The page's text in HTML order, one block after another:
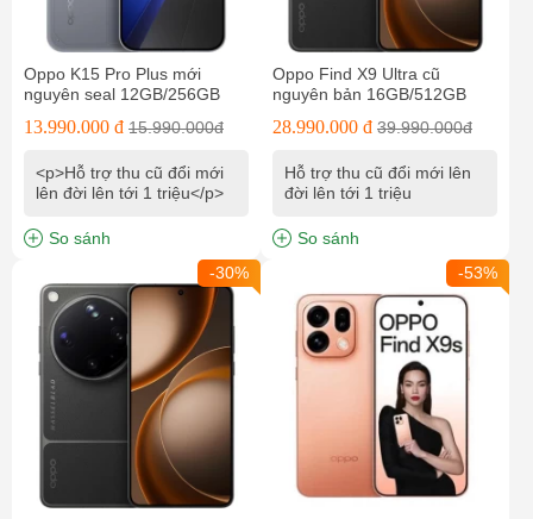
Oppo K15 Pro Plus mới
nguyên seal 12GB/256GB
13.990.000 đ 15.990.000đ
<p>Hỗ trợ thu cũ đổi mới
lên đời lên tới 1 triệu</p>
So sánh
Oppo Find X9 Ultra cũ
nguyên bản 16GB/512GB
28.990.000 đ 39.990.000đ
Hỗ trợ thu cũ đổi mới lên
đời lên tới 1 triệu
So sánh
-30%
-53%